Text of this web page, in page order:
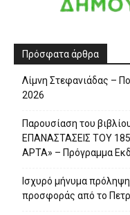
Πρόσφατα άρθρα
Λίμνη Στεφανιάδας –
2026
Παρουσίαση του
ΕΠΑΝΑΣΤΑΣΕΙΣ ΤΟΥ
ΑΡΤΑ» – Πρόγραμμα
Ισχυρό μήνυμα
προσφοράς από το